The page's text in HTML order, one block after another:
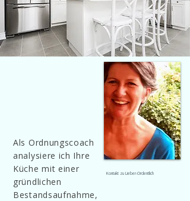
​Als Ordnungscoach
analysiere ich Ihre
Küche mit einer
gründlichen
Bestandsaufnahme,
Kontakt zu Lieber-Ordentlich